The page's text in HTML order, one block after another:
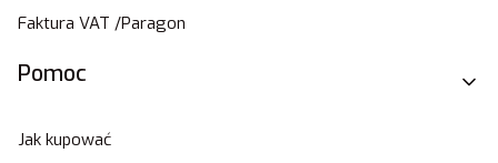
Faktura VAT /Paragon
Pomoc
Jak kupować